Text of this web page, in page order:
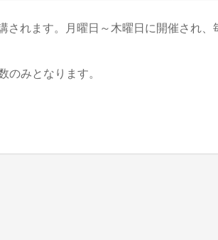
れます。月曜日～木曜日に開催され、
のみとなります。